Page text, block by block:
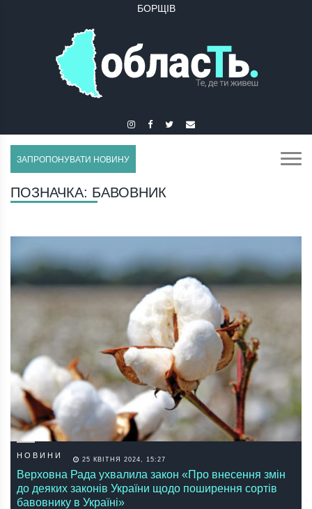
БУЧАЧ
БОРЩІВ
ЗАПРОПОНУВАТИ НОВИНУ
ПОЗНАЧКА: БАВОВНИК
НОВИНИ 25 КВІТНЯ 2024, 15:27
Верховна Рада ухвалила закон «Про внесення змін
до деяких законів України щодо поширення сортів
бавовнику в Україні»